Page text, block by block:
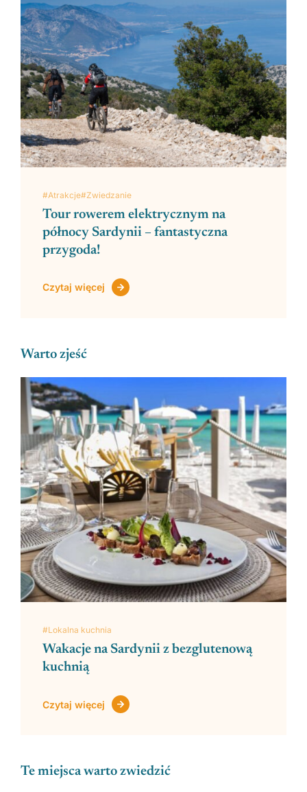
#Atrakcje#Zwiedzanie
Tour rowerem elektrycznym na
północy Sardynii – fantastyczna
przygoda!
Czytaj więcej
Warto zjeść
#Lokalna kuchnia
Wakacje na Sardynii z bezglutenową
kuchnią
Czytaj więcej
Te miejsca warto zwiedzić
Zobacz regiony